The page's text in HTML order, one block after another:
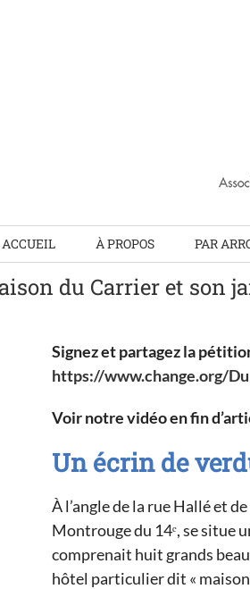
ACCUEIL À PROPOS PAR
du Carrier et son
Signez et partagez la
https://www.change.org/
Voir notre vidéo en fin
Un écrin de
À l’angle de la rue Hallé et
Montrouge du 14ᵉ, se situe
comprenait huit grands
hôtel particulier dit «